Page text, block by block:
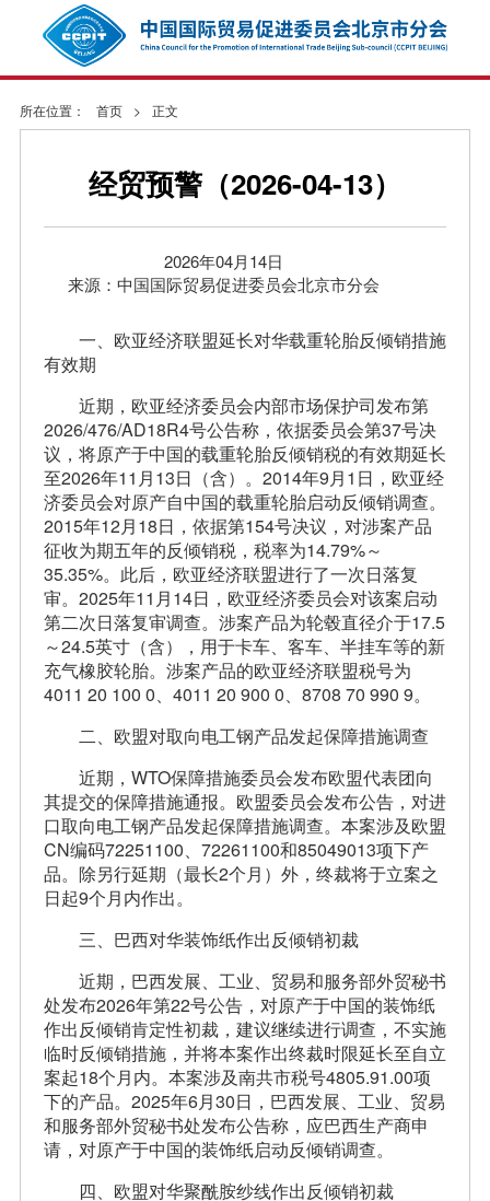
所在位置： 首页 > 正文
经贸预警（2026-04-13）
2026年04月14日
来源：中国国际贸易促进委员会北京市分会
一、欧亚经济联盟延长对华载重轮胎反倾销措施
有效期
近期，欧亚经济委员会内部市场保护司发布第
2026/476/AD18R4号公告称，依据委员会第37号决
议，将原产于中国的载重轮胎反倾销税的有效期延长
至2026年11月13日（含）。2014年9月1日，欧亚经
济委员会对原产自中国的载重轮胎启动反倾销调查。
2015年12月18日，依据第154号决议，对涉案产品
征收为期五年的反倾销税，税率为14.79%～
35.35%。此后，欧亚经济联盟进行了一次日落复
审。2025年11月14日，欧亚经济委员会对该案启动
第二次日落复审调查。涉案产品为轮毂直径介于17.5
～24.5英寸（含），用于卡车、客车、半挂车等的新
充气橡胶轮胎。涉案产品的欧亚经济联盟税号为
4011 20 100 0、4011 20 900 0、8708 70 990 9。
二、欧盟对取向电工钢产品发起保障措施调查
近期，WTO保障措施委员会发布欧盟代表团向
其提交的保障措施通报。欧盟委员会发布公告，对进
口取向电工钢产品发起保障措施调查。本案涉及欧盟
CN编码72251100、72261100和85049013项下产
品。除另行延期（最长2个月）外，终裁将于立案之
日起9个月内作出。
三、巴西对华装饰纸作出反倾销初裁
近期，巴西发展、工业、贸易和服务部外贸秘书
处发布2026年第22号公告，对原产于中国的装饰纸
作出反倾销肯定性初裁，建议继续进行调查，不实施
临时反倾销措施，并将本案作出终裁时限延长至自立
案起18个月内。本案涉及南共市税号4805.91.00项
下的产品。2025年6月30日，巴西发展、工业、贸易
和服务部外贸秘书处发布公告称，应巴西生产商申
请，对原产于中国的装饰纸启动反倾销调查。
四、欧盟对华聚酰胺纱线作出反倾销初裁